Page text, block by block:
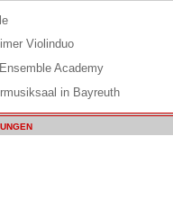
Violinduo
Academy
in Bayreuth